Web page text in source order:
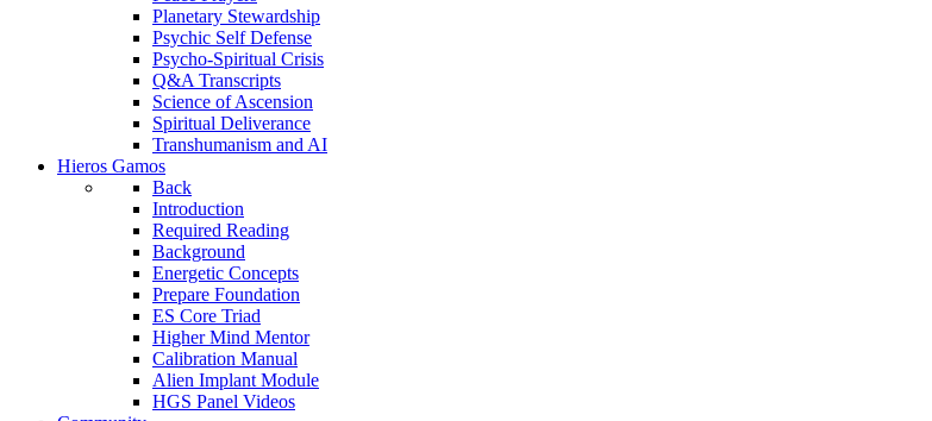
Planetary Stewardship
Psychic Self Defense
Psycho-Spiritual Crisis
Q&A Transcripts
Science of Ascension
Spiritual Deliverance
Transhumanism and AI
Hieros Gamos
Back
Introduction
Required Reading
Background
Energetic Concepts
Prepare Foundation
ES Core Triad
Higher Mind Mentor
Calibration Manual
Alien Implant Module
HGS Panel Videos